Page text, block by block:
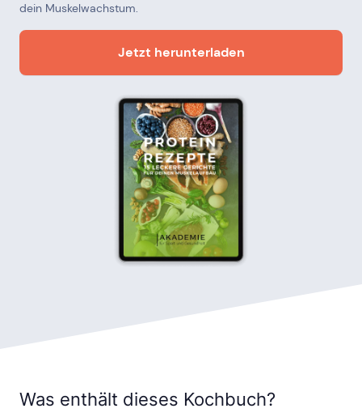
dein Muskelwachstum.
Jetzt herunterladen
Was enthält dieses Kochbuch?